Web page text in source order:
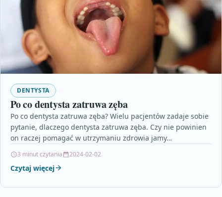
DENTYSTA
Po co dentysta zatruwa zęba
Po co dentysta zatruwa zęba? Wielu pacjentów zadaje sobie
pytanie, dlaczego dentysta zatruwa zęba. Czy nie powinien
on raczej pomagać w utrzymaniu zdrowia jamy…
3 minut czytania 2024-02-02
Czytaj więcej